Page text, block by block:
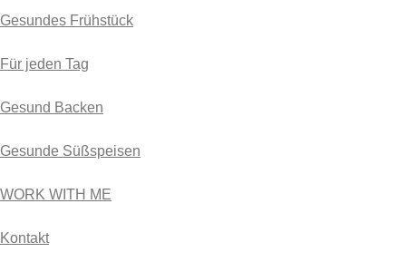
Gesundes Frühstück
Für jeden Tag
Gesund Backen
Gesunde Süßspeisen
WORK WITH ME
Kontakt